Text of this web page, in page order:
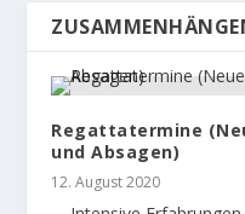
Regattatermine
und Absagen)
12. August 2020